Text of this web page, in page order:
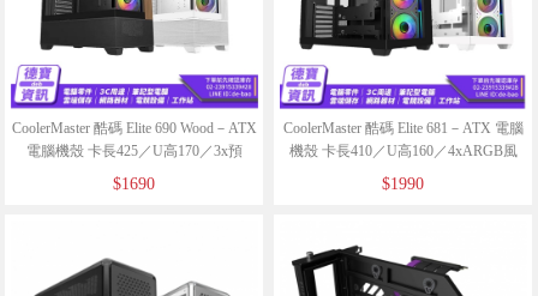
CoolerMaster 酷碼 Elite 690 Wood－ATX
電腦機殼 卡長425／U高170／3x預
裝/083025 黑色
$1690
CoolerMaster 酷碼 Elite 681－ATX 電腦
機殼 卡長410／U高160／4xARGB風
扇/083025 白色
$1990